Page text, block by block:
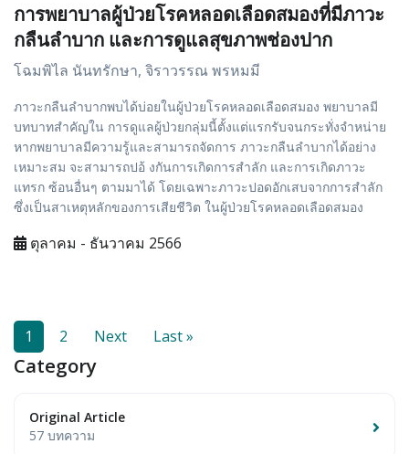
การพยาบาลผู้ป่วยโรคหลอดเลือดสมองที่มีภาวะ
กลืนลำบาก และการดูแลสุขภาพช่องปาก
โฉมพิไล นันทรักษา, จิราวรรณ พรหมมี
ภาวะกลืนลำบากพบได้บ่อยในผู้ป่วยโรคหลอดเลือดสมอง พยาบาลมี
บทบาทสำคัญใน การดูแลผู้ป่วยกลุ่มนี้ตั้งแต่แรกรับจนกระทั่งจำหน่าย
หากพยาบาลมีความรู้และสามารถจัดการ ภาวะกลืนลำบากได้อย่าง
เหมาะสม จะสามารถปอ้ งกันการเกิดการสำลัก และการเกิดภาวะ
แทรก ซ้อนอื่นๆ ตามมาได้ โดยเฉพาะภาวะปอดอักเสบจากการสำลัก
ซึ่งเป็นสาเหตุหลักของการเสียชีวิต ในผู้ป่วยโรคหลอดเลือดสมอง
ตุลาคม - ธันวาคม 2566
1 2 Next Last »
Category
Original Article
57 บทความ